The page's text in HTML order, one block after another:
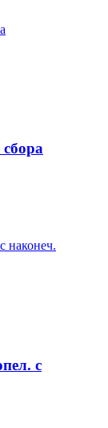
с